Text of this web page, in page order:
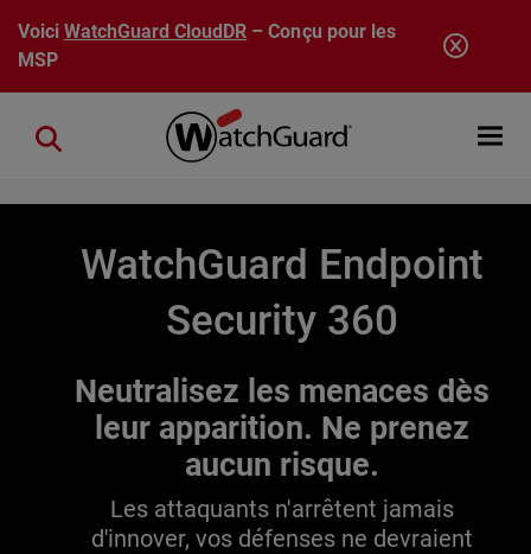
Aller au contenu principal
VoiciWatchGuard CloudDR – Conçu pour les
MSP
Open
Close search
WatchGuard Endpoint
Security 360
Neutralisez les menaces dès
leur apparition. Ne prenez
aucun risque.
Les attaquants n'arrêtent jamais
d'innover, vos défenses ne devraient